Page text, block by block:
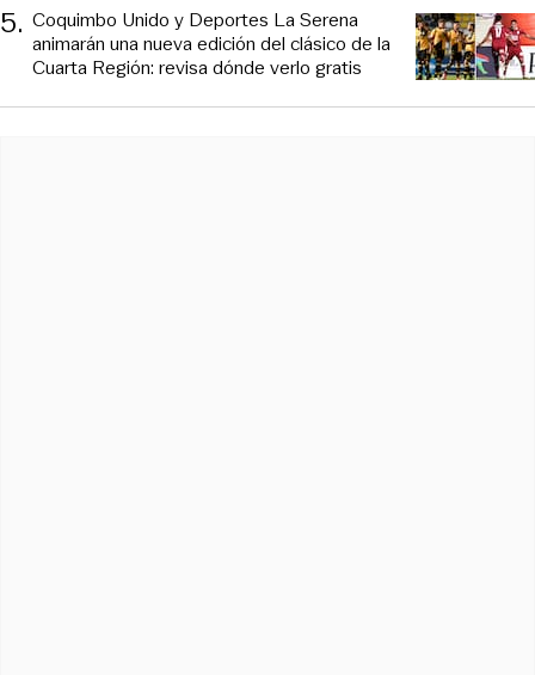
5. Coquimbo Unido y Deportes La Serena
animarán una nueva edición del clásico de la
Cuarta Región: revisa dónde verlo gratis